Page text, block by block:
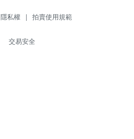
隱私權 | 拍賣使用規範
交易安全